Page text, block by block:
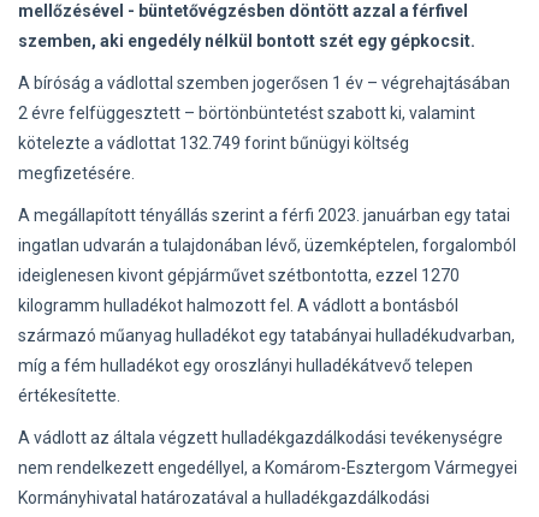
mellőzésével - büntetővégzésben döntött azzal a férfivel
szemben, aki engedély nélkül bontott szét egy gépkocsit.
A bíróság a vádlottal szemben jogerősen 1 év – végrehajtásában
2 évre felfüggesztett – börtönbüntetést szabott ki, valamint
kötelezte a vádlottat 132.749 forint bűnügyi költség
megfizetésére.
A megállapított tényállás szerint a férfi 2023. januárban egy tatai
ingatlan udvarán a tulajdonában lévő, üzemképtelen, forgalomból
ideiglenesen kivont gépjárművet szétbontotta, ezzel 1270
kilogramm hulladékot halmozott fel. A vádlott a bontásból
származó műanyag hulladékot egy tatabányai hulladékudvarban,
míg a fém hulladékot egy oroszlányi hulladékátvevő telepen
értékesítette.
A vádlott az általa végzett hulladékgazdálkodási tevékenységre
nem rendelkezett engedéllyel, a Komárom-Esztergom Vármegyei
Kormányhivatal határozatával a hulladékgazdálkodási